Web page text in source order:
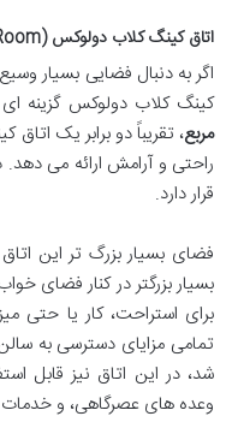
اتاق کینگ کلاب دولوکس (King Club Deluxe Room)
اگر به دنبال فضایی بسیار
کینگ کلاب دولوکس گزینه
مربع، تقریباً دو برابر یک
راحتی و آرامش ارائه می
قرار دارد.
فضای بسیار بزرگ تر این
بسیار بزرگتر در کنار فضای
برای استراحت، کار یا حتی
تمامی مزایای دسترسی به
شد، در این اتاق نیز قابل
وعده های عصرگاهی، و